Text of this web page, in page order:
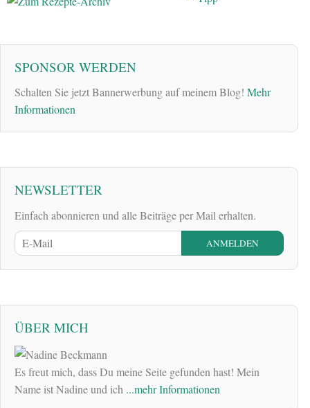
SPONSOR WERDEN
Schalten Sie jetzt Bannerwerbung auf meinem Blog! Mehr
Informationen
NEWSLETTER
Einfach abonnieren und alle Beiträge per Mail erhalten.
ÜBER MICH
Es freut mich, dass Du meine Seite gefunden hast! Mein
Name ist Nadine und ich ...mehr Informationen